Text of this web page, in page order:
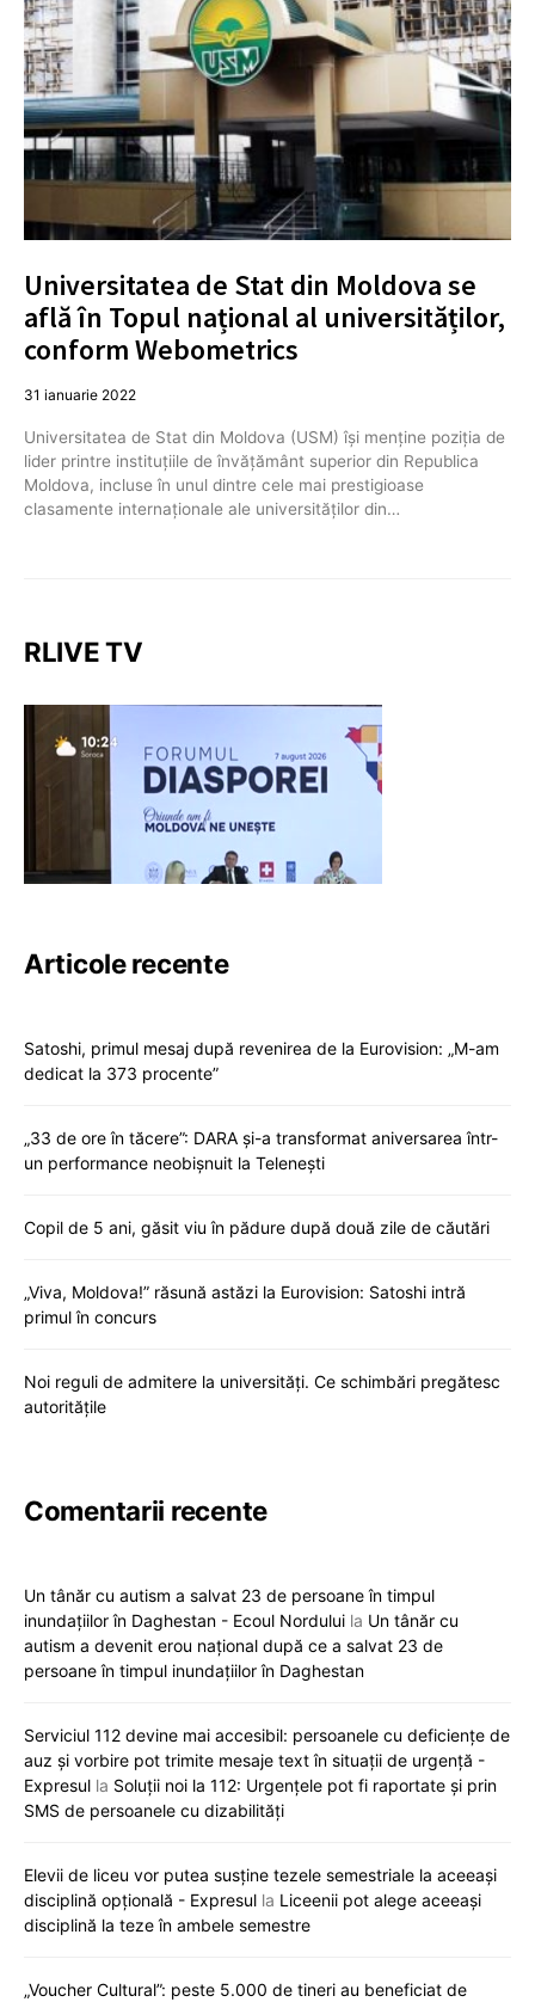
Universitatea de Stat din Moldova se
află în Topul național al universităților,
conform Webometrics
31 ianuarie 2022
Universitatea de Stat din Moldova (USM) își menține poziția de
lider printre instituțiile de învățământ superior din Republica
Moldova, incluse în unul dintre cele mai prestigioase
clasamente internaționale ale universităților din…
RLIVE TV
Articole recente
Satoshi, primul mesaj după revenirea de la Eurovision: „M-am
dedicat la 373 procente”
„33 de ore în tăcere”: DARA și-a transformat aniversarea într-
un performance neobișnuit la Telenești
Copil de 5 ani, găsit viu în pădure după două zile de căutări
„Viva, Moldova!” răsună astăzi la Eurovision: Satoshi intră
primul în concurs
Noi reguli de admitere la universități. Ce schimbări pregătesc
autoritățile
Comentarii recente
Un tânăr cu autism a salvat 23 de persoane în timpul
inundațiilor în Daghestan - Ecoul Nordului la Un tânăr cu
autism a devenit erou național după ce a salvat 23 de
persoane în timpul inundațiilor în Daghestan
Serviciul 112 devine mai accesibil: persoanele cu deficiențe de
auz și vorbire pot trimite mesaje text în situații de urgență -
Expresul la Soluții noi la 112: Urgențele pot fi raportate și prin
SMS de persoanele cu dizabilități
Elevii de liceu vor putea susține tezele semestriale la aceeași
disciplină opțională - Expresul la Liceenii pot alege aceeași
disciplină la teze în ambele semestre
„Voucher Cultural”: peste 5.000 de tineri au beneficiat de